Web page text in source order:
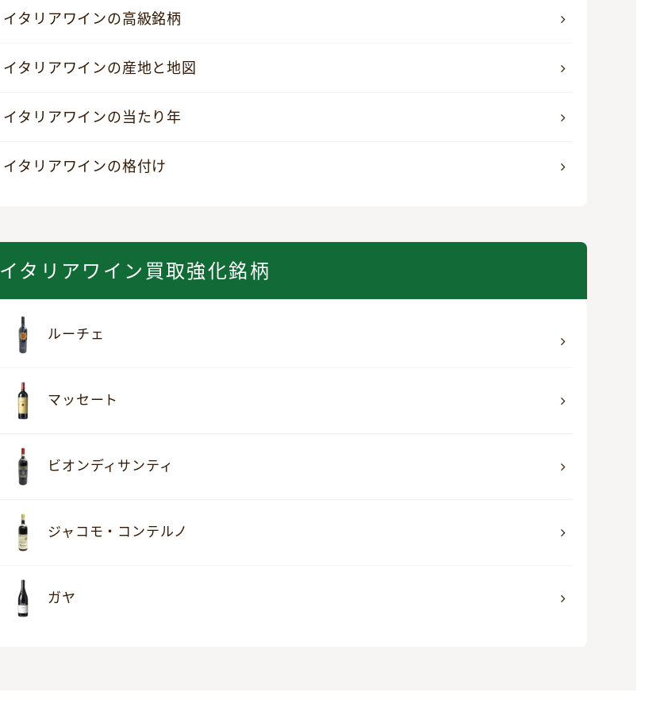
イタリアワインの高級銘柄
イタリアワインの産地と地図
イタリアワインの当たり年
イタリアワインの格付け
イタリアワイン買取強化銘柄
ルーチェ
マッセート
ビオンディサンティ
ジャコモ・コンテルノ
ガヤ